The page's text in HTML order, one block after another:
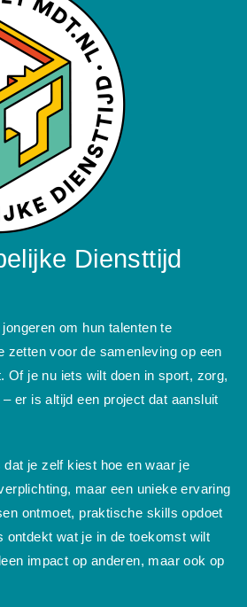
Diensttijd
om hun talenten te
zetten voor de samenleving op een
Of je nu iets wilt doen in sport, zorg,
er is altijd een project dat aansluit
je zelf kiest hoe en waar je
maar een unieke ervaring
ontmoet, praktische skills opdoet
ontdekt wat je in de toekomst wilt
impact op anderen, maar ook op